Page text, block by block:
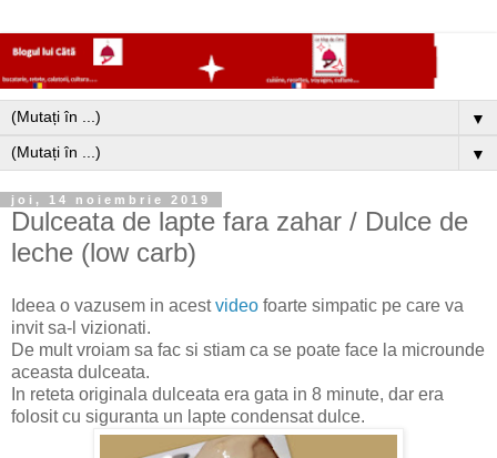
▼
▼
joi, 14 noiembrie 2019
Dulceata de lapte fara zahar / Dulce de
leche (low carb)
Ideea o vazusem in acestvideo foarte simpatic pe care va
invit sa-l vizionati.
De mult vroiam sa fac si stiam ca se poate face la microunde
aceasta dulceata.
In reteta originala dulceata era gata in 8 minute, dar era
folosit cu siguranta un lapte condensat dulce.